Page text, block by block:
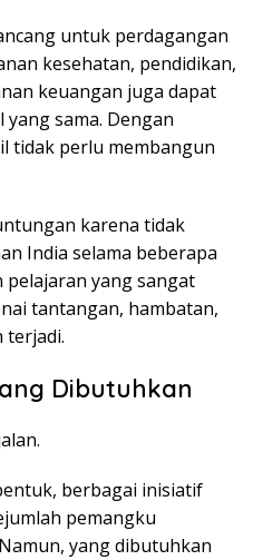
untuk perdagangan
kesehatan, pendidikan,
keuangan juga dapat
sama. Dengan
tidak perlu membangun
karena tidak
India selama beberapa
yang sangat
tantangan, hambatan,
terjadi.
Dibutuhkan
berbagai inisiatif
pemangku
yang dibutuhkan